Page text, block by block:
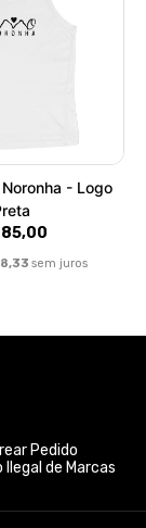
- Logo
85,00
sem juros
Pedido
Ilegal de Marcas